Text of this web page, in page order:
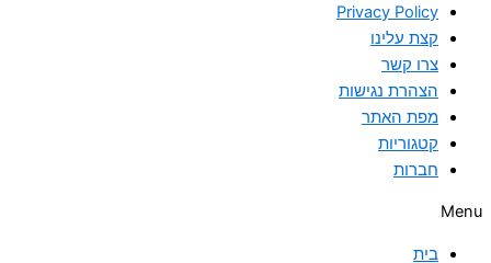
Privacy Policy
קצת עלינו
צרו קשר
הצהרת נגישות
מפת האתר
קטגוריות
חברות
Menu
בית